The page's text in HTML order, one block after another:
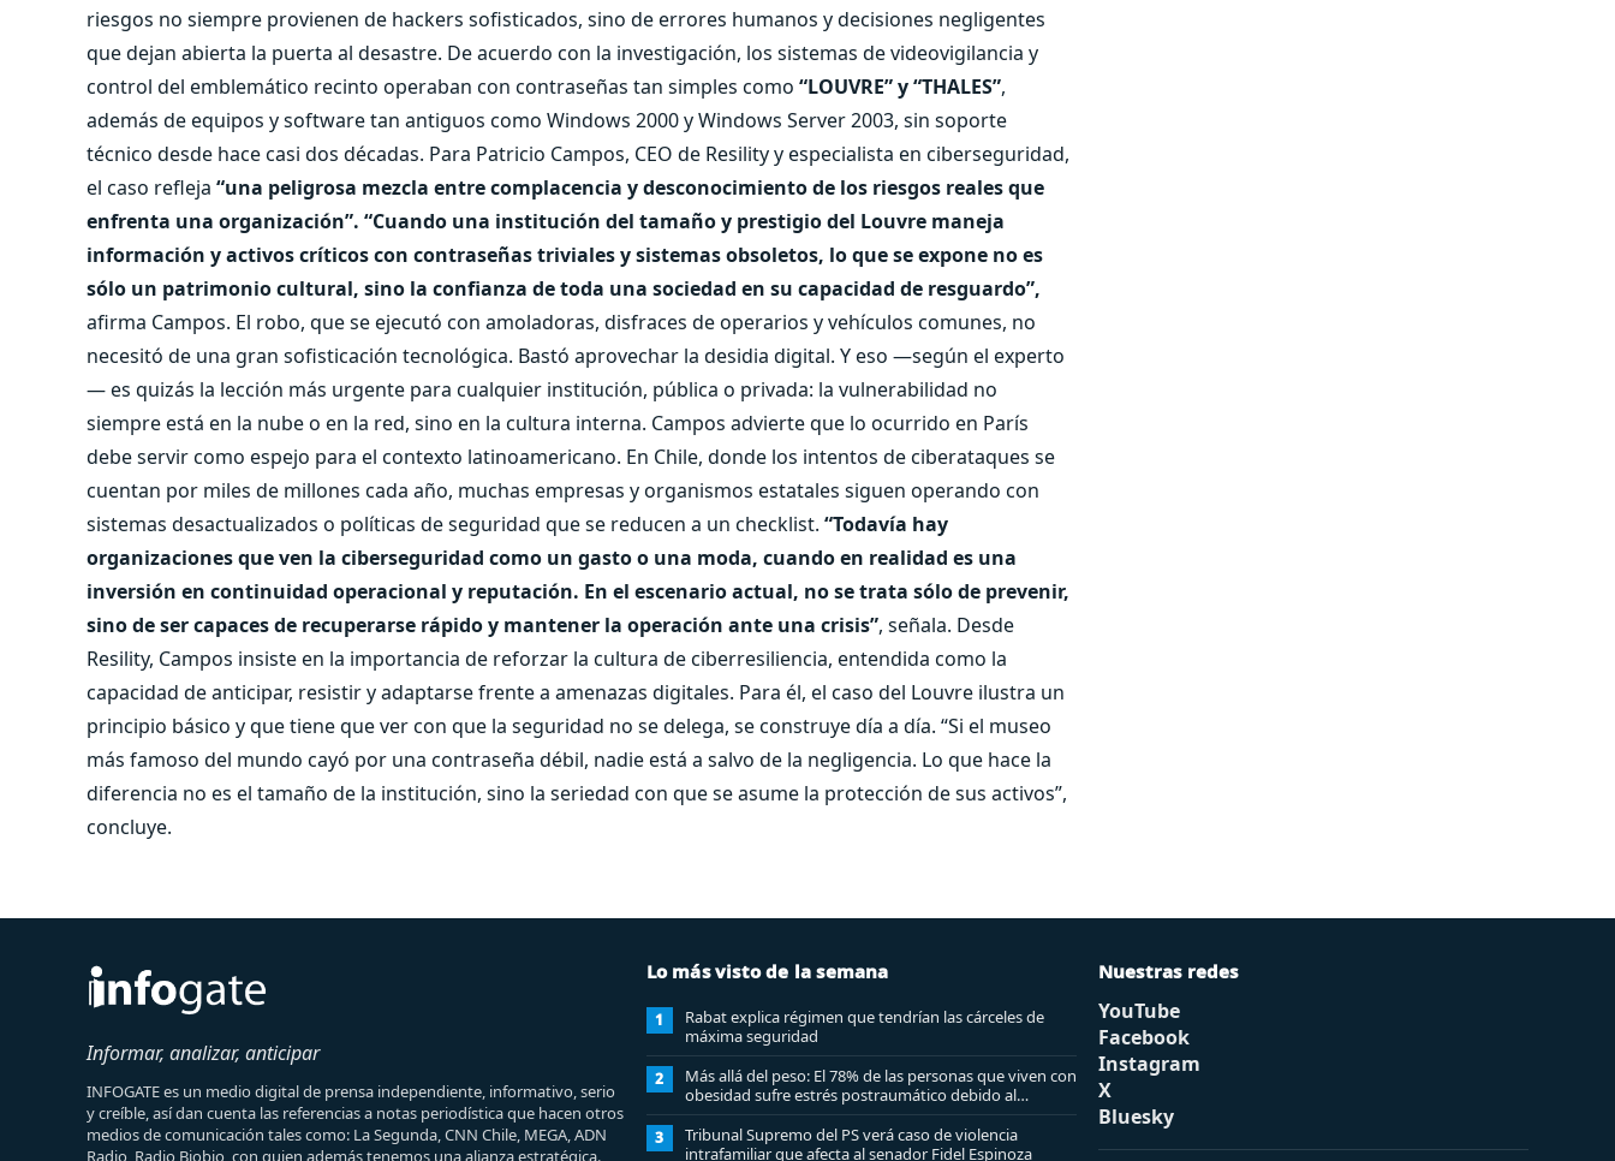
riesgos no siempre provienen de hackers sofisticados, sino de errores humanos y decisiones negligentes
que dejan abierta la puerta al desastre. De acuerdo con la investigación, los sistemas de videovigilancia y
control del emblemático recinto operaban con contraseñas tan simples como “LOUVRE” y “THALES”,
además de equipos y software tan antiguos como Windows 2000 y Windows Server 2003, sin soporte
técnico desde hace casi dos décadas. Para Patricio Campos, CEO de Resility y especialista en ciberseguridad,
el caso refleja “una peligrosa mezcla entre complacencia y desconocimiento de los riesgos reales que
enfrenta una organización”. “Cuando una institución del tamaño y prestigio del Louvre maneja
información y activos críticos con contraseñas triviales y sistemas obsoletos, lo que se expone no es
sólo un patrimonio cultural, sino la confianza de toda una sociedad en su capacidad de resguardo”,
afirma Campos. El robo, que se ejecutó con amoladoras, disfraces de operarios y vehículos comunes, no
necesitó de una gran sofisticación tecnológica. Bastó aprovechar la desidia digital. Y eso —según el experto
— es quizás la lección más urgente para cualquier institución, pública o privada: la vulnerabilidad no
siempre está en la nube o en la red, sino en la cultura interna. Campos advierte que lo ocurrido en París
debe servir como espejo para el contexto latinoamericano. En Chile, donde los intentos de ciberataques se
cuentan por miles de millones cada año, muchas empresas y organismos estatales siguen operando con
sistemas desactualizados o políticas de seguridad que se reducen a un checklist. “Todavía hay
organizaciones que ven la ciberseguridad como un gasto o una moda, cuando en realidad es una
inversión en continuidad operacional y reputación. En el escenario actual, no se trata sólo de prevenir,
sino de ser capaces de recuperarse rápido y mantener la operación ante una crisis”, señala. Desde
Resility, Campos insiste en la importancia de reforzar la cultura de ciberresiliencia, entendida como la
capacidad de anticipar, resistir y adaptarse frente a amenazas digitales. Para él, el caso del Louvre ilustra un
principio básico y que tiene que ver con que la seguridad no se delega, se construye día a día. “Si el museo
más famoso del mundo cayó por una contraseña débil, nadie está a salvo de la negligencia. Lo que hace la
diferencia no es el tamaño de la institución, sino la seriedad con que se asume la protección de sus activos”,
concluye.
Informar, analizar, anticipar
INFOGATE es un medio digital de prensa independiente, informativo, serio
y creíble, así dan cuenta las referencias a notas periodística que hacen otros
medios de comunicación tales como: La Segunda, CNN Chile, MEGA, ADN
Radio, Radio Biobio, con quien además tenemos una alianza estratégica.
Lo más visto de la semana
1
Rabat explica régimen que tendrían las cárceles de
máxima seguridad
2
Más allá del peso: El 78% de las personas que viven con
obesidad sufre estrés postraumático debido al
estigma
3
Tribunal Supremo del PS verá caso de violencia
intrafamiliar que afecta al senador Fidel Espinoza
Nuestras redes
YouTube
Facebook
Instagram
X
Bluesky